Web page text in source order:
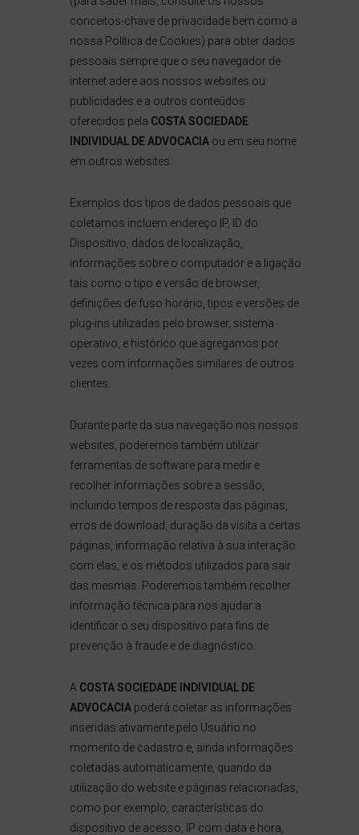
conceitos-chave de privacidade bem como a
nossa Política de Cookies) para obter dados
pessoais sempre que o seu navegador de
internet adere aos nossos websites ou
publicidades e a outros conteúdos
oferecidos pela COSTA SOCIEDADE
INDIVIDUAL DE ADVOCACIAou em seu nome
em outros websites.
Exemplos dos tipos de dados pessoais que
coletamos incluem endereço IP, ID do
Dispositivo, dados de localização,
informações sobre o computador e a ligação
tais como o tipo e versão de browser,
definições de fuso horário, tipos e versões de
plug-ins utilizadas pelo browser, sistema
operativo, e histórico que agregamos por
vezes com informações similares de outros
clientes.
Durante parte da sua navegação nos nossos
websites, poderemos também utilizar
ferramentas de software para medir e
recolher informações sobre a sessão,
incluindo tempos de resposta das páginas,
erros de download, duração da visita a certas
páginas, informação relativa à sua interação
com elas, e os métodos utilizados para sair
das mesmas. Poderemos também recolher
informação técnica para nos ajudar a
identificar o seu dispositivo para fins de
prevenção à fraude e de diagnóstico.
A COSTA SOCIEDADE INDIVIDUAL DE
ADVOCACIApoderá coletar as informações
inseridas ativamente pelo Usuário no
momento de cadastro e, ainda informações
coletadas automaticamente, quando da
utilização do website e páginas relacionadas,
como por exemplo, características do
dispositivo de acesso, IP com data e hora,